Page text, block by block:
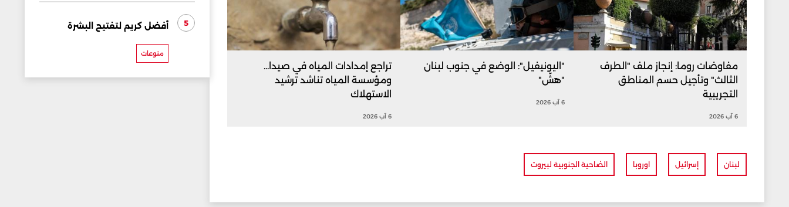
مفاوضات روما: إنجاز ملف "الطرف
الثالث" وتأجيل حسم المناطق
التجريبية
6 آب 2026
"اليونيفيل": الوضع في جنوب لبنان
"هشّ"
6 آب 2026
تراجع إمدادات المياه في صيدا...
ومؤسسة المياه تناشد ترشيد
الاستهلاك
6 آب 2026
لبنان إسرائيل اوروبا الضاحية الجنوبية لبيروت
5 أفضل كريم لتفتيح البشرة
منوعات